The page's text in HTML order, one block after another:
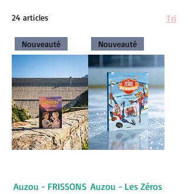
24 articles Tri
Nouveauté
Auzou - FRISSONS
Nouveauté
Auzou - Les Zéros